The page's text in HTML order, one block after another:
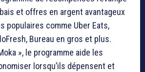
et offres en argent avantageux
populaires comme Uber Eats,
Bureau en gros et plus.
», le programme aide les
lorsqu’ils dépensent et